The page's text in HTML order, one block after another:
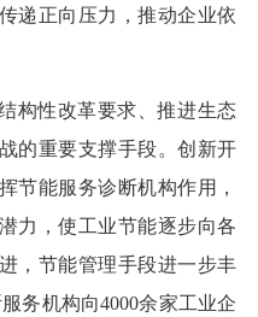
递正向压力，推动企业依
构性改革要求、推进生态
的重要支撑手段。创新开
节能服务诊断机构作用，
力，使工业节能逐步向各
，节能管理手段进一步丰
务机构向4000余家工业企